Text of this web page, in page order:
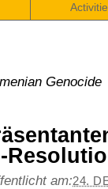
Genocide
am:24.